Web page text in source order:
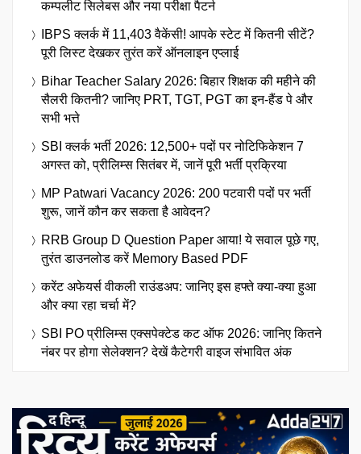
कम्पलीट सिलेबस और नया परीक्षा पैटर्न
IBPS क्लर्क में 11,403 वैकेंसी! आपके स्टेट में कितनी सीटें?
पूरी लिस्ट देखकर तुरंत करें ऑनलाइन एप्लाई
Bihar Teacher Salary 2026: बिहार शिक्षक की महीने की
सैलरी कितनी? जानिए PRT, TGT, PGT का इन-हैंड पे और
सभी भत्ते
SBI क्लर्क भर्ती 2026: 12,500+ पदों पर नोटिफिकेशन 7
अगस्त को, प्रीलिम्स सितंबर में, जानें पूरी भर्ती प्रक्रिया
MP Patwari Vacancy 2026: 200 पटवारी पदों पर भर्ती
शुरू, जानें कौन कर सकता है आवेदन?
RRB Group D Question Paper आया! ये सवाल पूछे गए,
तुरंत डाउनलोड करें Memory Based PDF
करेंट अफेयर्स वीकली राउंडअप: जानिए इस हफ्ते क्या-क्या हुआ
और क्या रहा चर्चा में?
SBI PO प्रीलिम्स एक्सपेक्टेड कट ऑफ 2026: जानिए कितने
नंबर पर होगा सेलेक्शन? देखें कैटेगरी वाइज संभावित अंक